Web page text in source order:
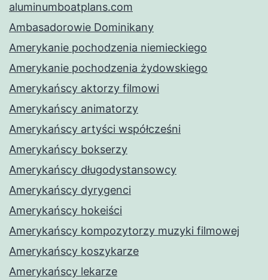
aluminumboatplans.com
Ambasadorowie Dominikany
Amerykanie pochodzenia niemieckiego
Amerykanie pochodzenia żydowskiego
Amerykańscy aktorzy filmowi
Amerykańscy animatorzy
Amerykańscy artyści współcześni
Amerykańscy bokserzy
Amerykańscy długodystansowcy
Amerykańscy dyrygenci
Amerykańscy hokeiści
Amerykańscy kompozytorzy muzyki filmowej
Amerykańscy koszykarze
Amerykańscy lekarze